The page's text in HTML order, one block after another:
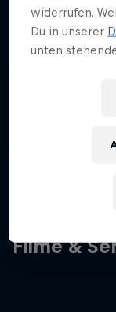
Bleib
Level Up! Mit den
Filme &
widerrufen.
Du in unserer
unten